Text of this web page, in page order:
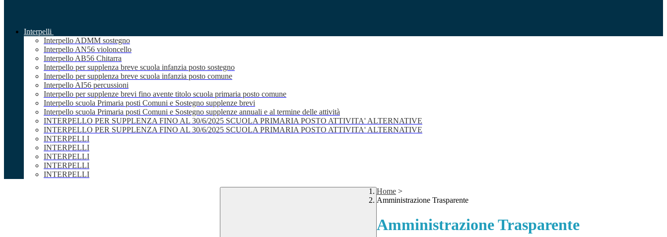
Interpelli
Interpello ADMM sostegno
Interpello AN56 violoncello
Interpello AB56 Chitarra
Interpello per supplenza breve scuola infanzia posto sostegno
Interpello per supplenza breve scuola infanzia posto comune
Interpello AI56 percussioni
Interpello per supplenze brevi fino avente titolo scuola primaria posto comune
Interpello scuola Primaria posti Comuni e Sostegno supplenze brevi
Interpello scuola Primaria posti Comuni e Sostegno supplenze annuali e al termine delle attività
INTERPELLO PER SUPPLENZA FINO AL 30/6/2025 SCUOLA PRIMARIA POSTO ATTIVITA' ALTERNATIVE
INTERPELLO PER SUPPLENZA FINO AL 30/6/2025 SCUOLA PRIMARIA POSTO ATTIVITA' ALTERNATIVE
INTERPELLI
INTERPELLI
INTERPELLI
INTERPELLI
INTERPELLI
Home >
Amministrazione Trasparente
Amministrazione Trasparente